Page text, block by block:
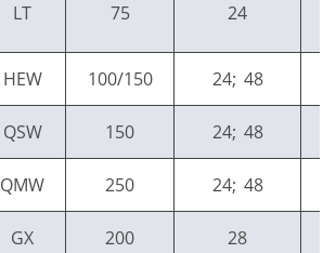
LT 75 24
HEW 100/150 24; 48
QSW 150 24; 48
QMW 250 24; 48
GX 200 28